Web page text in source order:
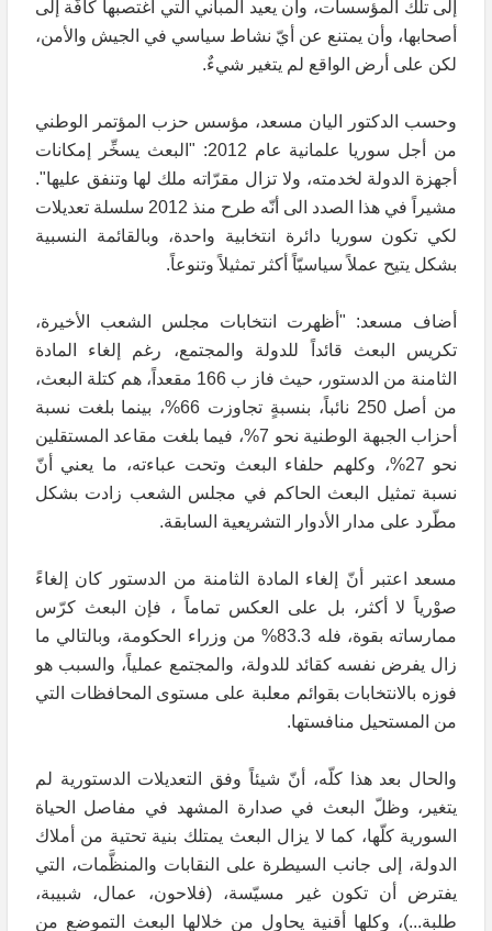
إلى تلك المؤسسات، وأن يعيد المباني التي اغتصبها كافّة إلى
أصحابها، وأن يمتنع عن أيّ نشاط سياسي في الجيش والأمن،
لكن على أرض الواقع لم يتغير شيءٌ.
وحسب الدكتور اليان مسعد، مؤسس حزب المؤتمر الوطني
من أجل سوريا علمانية عام 2012: "البعث يسخِّر إمكانات
أجهزة الدولة لخدمته، ولا تزال مقرّاته ملك لها وتنفق عليها".
مشيراً في هذا الصدد الى أنّه طرح منذ 2012 سلسلة تعديلات
لكي تكون سوريا دائرة انتخابية واحدة، وبالقائمة النسبية
بشكل يتيح عملاً سياسيّاً أكثر تمثيلاً وتنوعاً.
أضاف مسعد: "أظهرت انتخابات مجلس الشعب الأخيرة،
تكريس البعث قائداً للدولة والمجتمع، رغم إلغاء المادة
الثامنة من الدستور، حيث فاز ب 166 مقعداً، هم كتلة البعث،
من أصل 250 نائباً، بنسبةٍ تجاوزت 66%، بينما بلغت نسبة
أحزاب الجبهة الوطنية نحو 7%، فيما بلغت مقاعد المستقلين
نحو 27%، وكلهم حلفاء البعث وتحت عباءته، ما يعني أنّ
نسبة تمثيل البعث الحاكم في مجلس الشعب زادت بشكل
مطّرد على مدار الأدوار التشريعية السابقة.
مسعد اعتبر أنّ إلغاء المادة الثامنة من الدستور كان إلغاءً
صوْرياً لا أكثر، بل على العكس تماماً ، فإن البعث كرّس
ممارساته بقوة، فله 83.3% من وزراء الحكومة، وبالتالي ما
زال يفرض نفسه كقائد للدولة، والمجتمع عملياً، والسبب هو
فوزه بالانتخابات بقوائم معلبة على مستوى المحافظات التي
من المستحيل منافستها.
والحال بعد هذا كلّه، أنّ شيئاً وفق التعديلات الدستورية لم
يتغير، وظلّ البعث في صدارة المشهد في مفاصل الحياة
السورية كلّها، كما لا يزال البعث يمتلك بنية تحتية من أملاك
الدولة، إلى جانب السيطرة على النقابات والمنظَّمات، التي
يفترض أن تكون غير مسيّسة، (فلاحون، عمال، شبيبة،
طلبة...)، وكلها أقنية يحاول من خلالها البعث التموضع من